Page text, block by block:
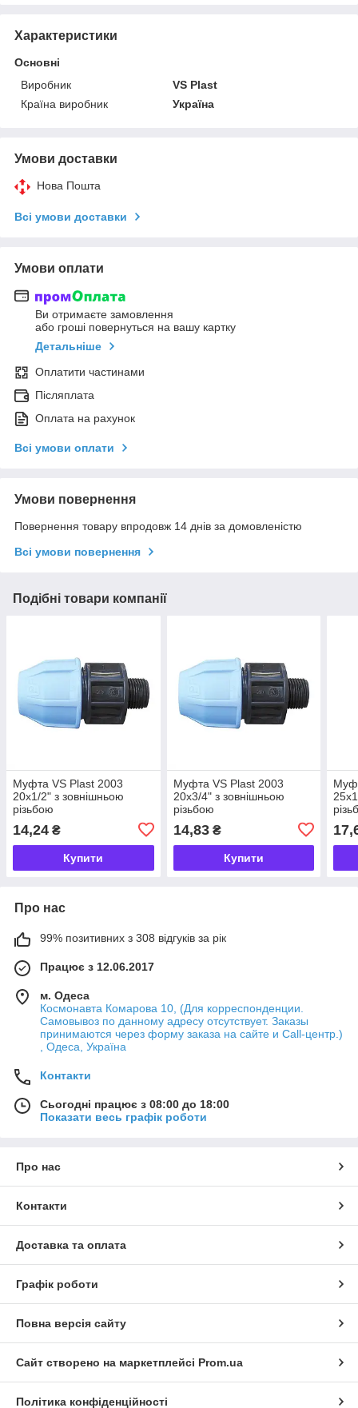
Характеристики
Основні
Виробник
VS Plast
Країна виробник
Україна
Умови доставки
Нова Пошта
Всі умови доставки
Умови оплати
Ви отримаєте замовлення
або гроші повернуться на вашу картку
Детальніше
Оплатити частинами
Післяплата
Оплата на рахунок
Всі умови оплати
Умови повернення
Повернення товару впродовж 14 днів за домовленістю
Всі умови повернення
Подібні товари компанії
Муфта VS Plast 2003
20х1/2" з зовнішньою
різьбою
14,24 ₴
Купити
Муфта VS Plast 2003
20х3/4" з зовнішньою
різьбою
14,83₴
Купити
Про нас
99% позитивних з 308 відгуків за рік
Працює з 12.06.2017
м. Одеса
Космонавта Комарова 10, (Для корреспонденции.
Самовывоз по данному адресу отсутствует. Заказы
принимаются через форму заказа на сайте и Call-центр.)
, Одеса, Україна
Контакти
Сьогодні працює з 08:00 до 18:00
Показати весь графік роботи
Про нас
Контакти
Доставка та оплата
Графік роботи
Повна версія сайту
Сайт створено на маркетплейсі Prom.ua
Політика конфіденційності